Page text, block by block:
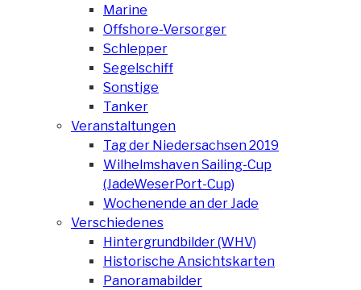
Marine
Offshore-Versorger
Schlepper
Segelschiff
Sonstige
Tanker
Veranstaltungen
Tag der Niedersachsen 2019
Wilhelmshaven Sailing-Cup
(JadeWeserPort-Cup)
Wochenende an der Jade
Verschiedenes
Hintergrundbilder (WHV)
Historische Ansichtskarten
Panoramabilder